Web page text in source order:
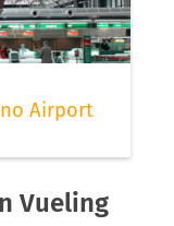
Airport
Vueling